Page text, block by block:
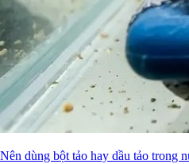
Nên dùng bột tảo hay dầu tảo trong